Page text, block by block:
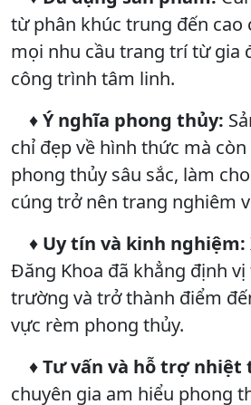
từ phân khúc trung đến cao
mọi nhu cầu trang trí từ gia
công trình tâm linh.
♦Ý nghĩa phong thủy:
chỉ đẹp về hình thức mà
phong thủy sâu sắc, làm
cúng trở nên trang nghiêm
♦ Uy tín và kinh nghiệm:
Đăng Khoa đã khẳng định
trường và trở thành điểm
vực rèm phong thủy.
♦Tư vấn và hỗ trợ nhiệt
chuyên gia am hiểu phong